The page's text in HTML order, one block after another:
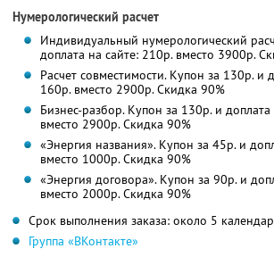
Нумерологический расчет
Индивидуальный нумерологический
доплата на сайте: 210р. вместо 3900р.
Расчет совместимости. Купон за 130р. и
160р. вместо 2900р. Скидка 90%
Бизнес-разбор. Купон за 130р. и
вместо 2900р. Скидка 90%
«Энергия названия». Купон за 45р. и
вместо 1000р. Скидка 90%
«Энергия договора». Купон за 90р. и
вместо 2000р. Скидка 90%
Срок выполнения заказа: около 5
Группа «ВКонтакте»